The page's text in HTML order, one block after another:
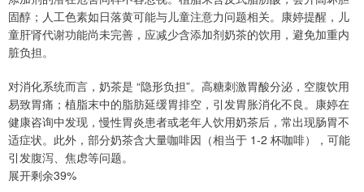
固醇；人工色素如日落黄可能与儿童注意力问题相关。康婷提醒，儿
童肝肾代谢功能尚未完善，应减少含添加剂奶茶的饮用，避免加重内
脏负担。
对消化系统而言，奶茶是 “隐形负担”。高糖刺激胃酸分泌，空腹饮用
易致胃痛；植脂末中的脂肪延缓胃排空，引发胃胀消化不良。康婷在
健康咨询中发现，慢性胃炎患者或老年人饮用奶茶后，常出现肠胃不
适症状。此外，部分奶茶含大量咖啡因（相当于 1-2 杯咖啡），可能
引发腹泻、焦虑等问题。
展开剩余39%